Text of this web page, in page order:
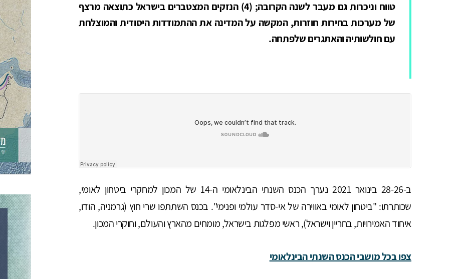
טווח וניכרות גם מעבר לשנה הקרובה; (4) הנזקים המצטברים בישראל כתוצאה מרצף
של מערכות בחירות חוזרות, המקשה על המדינה את ההתמודדות היסודית והמוצלחת
עם חולשותיה והאתגרים שלפתחה.
ב-28-26 בינואר 2021 נערך הכנס השנתי הבינלאומי ה-14 של המכון למחקרי ביטחון לאומי,
שכותרתו: "ביטחון לאומי באווירה של אי-סדר עולמי ופנימי". בכנס השתתפו שרי חוץ (גרמניה, הודו,
איחוד האמירויות, בחריין וישראל), ראשי מפלגות בישראל, מומחים מהארץ והעולם, וחוקרי המכון.
צפו בכל מושבי הכנס השנתי הבינלאומי